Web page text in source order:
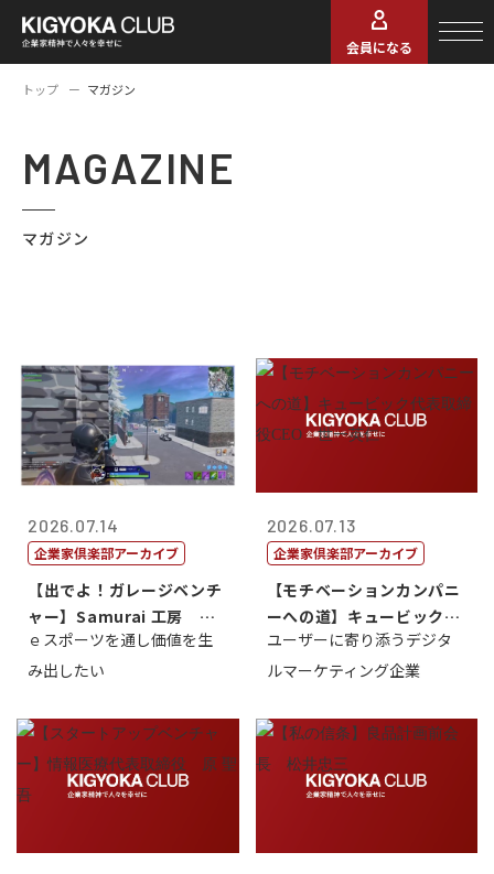
会員になる
トップ マガジン
MAGAZINE
マガジン
2026.07.14
企業家倶楽部アーカイブ
【出でよ！ガレージベンチ
ャー】Samurai 工房 代
表取締...
ｅスポーツを通し価値を生
み出したい
2026.07.13
企業家倶楽部アーカイブ
【モチベーションカンパニ
ーへの道】キュービック代
表取締役CE...
ユーザーに寄り添うデジタ
ルマーケティング企業